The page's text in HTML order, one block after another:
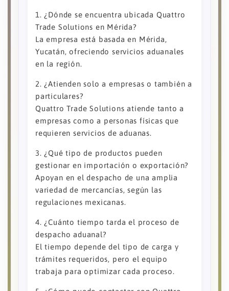
1. ¿Dónde se encuentra ubicada Quattro
Trade Solutions en Mérida?
La empresa está basada en Mérida,
Yucatán, ofreciendo servicios aduanales
en la región.
2. ¿Atienden solo a empresas o también a
particulares?
Quattro Trade Solutions atiende tanto a
empresas como a personas físicas que
requieren servicios de aduanas.
3. ¿Qué tipo de productos pueden
gestionar en importación o exportación?
Apoyan en el despacho de una amplia
variedad de mercancías, según las
regulaciones mexicanas.
4. ¿Cuánto tiempo tarda el proceso de
despacho aduanal?
El tiempo depende del tipo de carga y
trámites requeridos, pero el equipo
trabaja para optimizar cada proceso.